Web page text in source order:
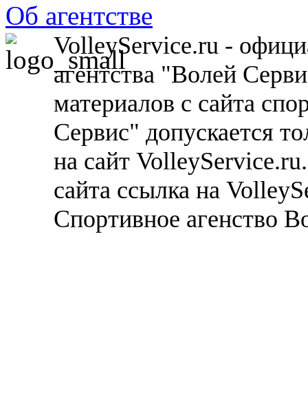
Об агентстве
VolleyService.ru -
агентства "Волей
материалов с сайта
Сервис" допускается
на сайт
сайта ссылка на
Спортивное агенство